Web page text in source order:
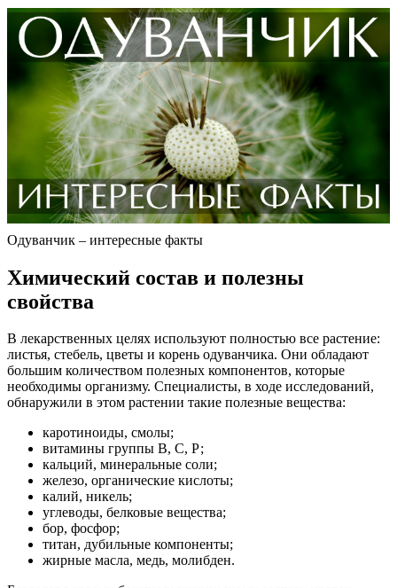
Одуванчик – интересные факты
Химический состав и полезны
свойства
В лекарственных целях используют полностью все растение:
листья, стебель, цветы и корень одуванчика. Они обладают
большим количеством полезных компонентов, которые
необходимы организму. Специалисты, в ходе исследований,
обнаружили в этом растении такие полезные вещества:
каротиноиды, смолы;
витамины группы В, С, Р;
кальций, минеральные соли;
железо, органические кислоты;
калий, никель;
углеводы, белковые вещества;
бор, фосфор;
титан, дубильные компоненты;
жирные масла, медь, молибден.